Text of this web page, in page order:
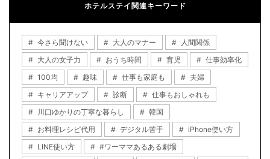
ホテルステイ関連キーワード
今さら聞けない 大人のマナー
人間関係
大人の女子力
おうち時間 育児
仕事効率化
100均
趣味 仕事も家庭も
夫婦
キャリアアップ
診断
仕事もおしゃれも
川口ゆかりの丁寧な暮らし
韓国
お料理レシピ代用
デジタル苦手
iPhone使い方
LINE使い方
#ワーママあるある劇場